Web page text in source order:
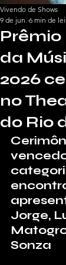
Prêmio
da
2026
no
do Rio
Vivendo de Shows
9 de jun. 6 min de
Jorge,
Sonza